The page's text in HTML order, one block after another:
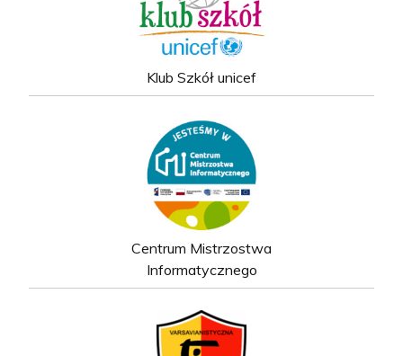
Klub Szkół unicef
Centrum Mistrzostwa
Informatycznego